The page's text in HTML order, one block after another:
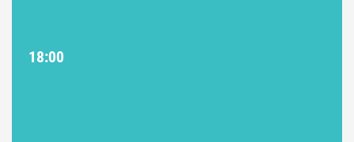
18:00